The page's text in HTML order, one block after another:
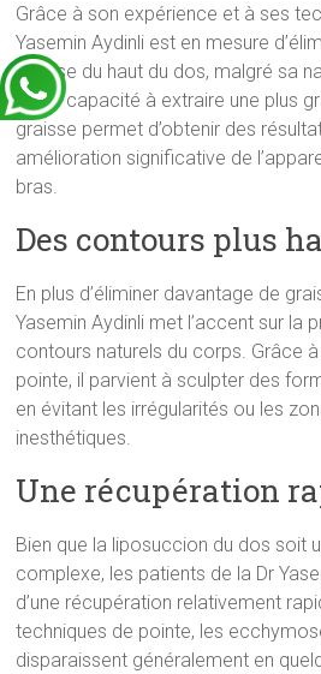
Grâce à son expérience et à ses
Yasemin Aydinli est en mesure
graisse du haut du dos, malgré sa
Cette capacité à extraire une plus
graisse permet d’obtenir des
amélioration significative de
bras.
Des contours plus
En plus d’éliminer davantage de
Yasemin Aydinli met l’accent sur la
contours naturels du corps. Grâce
pointe, il parvient à sculpter des
en évitant les irrégularités ou les
inesthétiques.
Une récupération
Bien que la liposuccion du dos soit
complexe, les patients de la Dr
d’une récupération relativement
techniques de pointe, les
disparaissent généralement en